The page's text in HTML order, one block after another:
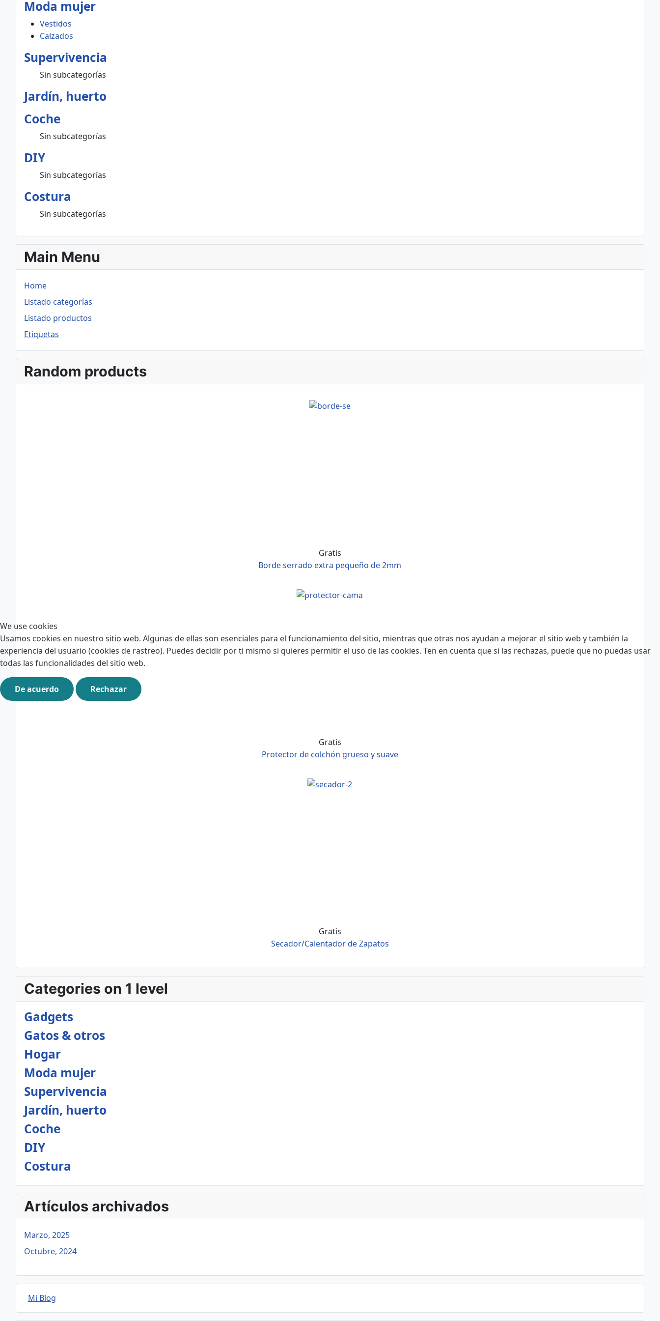
Moda mujer
Vestidos
Calzados
Supervivencia
Sin subcategorías
Jardín, huerto
Coche
Sin subcategorías
DIY
Sin subcategorías
Costura
Sin subcategorías
Main Menu
Home
Listado categorías
Listado productos
Etiquetas
Random products
Gratis
Borde serrado extra pequeño de 2mm
Gratis
Protector de colchón grueso y suave
Gratis
Secador/Calentador de Zapatos
Categories on 1 level
Gadgets
Gatos & otros
Hogar
Moda mujer
Supervivencia
Jardín, huerto
Coche
DIY
Costura
Artículos archivados
Marzo, 2025
Octubre, 2024
Mi Blog
We use cookies
Usamos cookies en nuestro sitio web. Algunas de ellas son esenciales para el funcionamiento del sitio, mientras que otras nos ayudan a mejorar el sitio web y también la
experiencia del usuario (cookies de rastreo). Puedes decidir por ti mismo si quieres permitir el uso de las cookies. Ten en cuenta que si las rechazas, puede que no puedas usar
todas las funcionalidades del sitio web.
De acuerdo Rechazar